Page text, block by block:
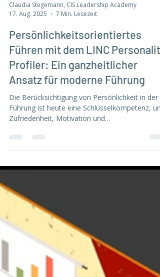
17. Aug. 2025
7 Min. Lesezeit
Persönlichkeitsorientiertes
Führen mit dem LINC Personality
Profiler: Ein ganzheitlicher
Ansatz für moderne Führung
Die Berücksichtigung von Persönlichkeit in der
Eigenverantwortung bei Mitarbeitenden zu